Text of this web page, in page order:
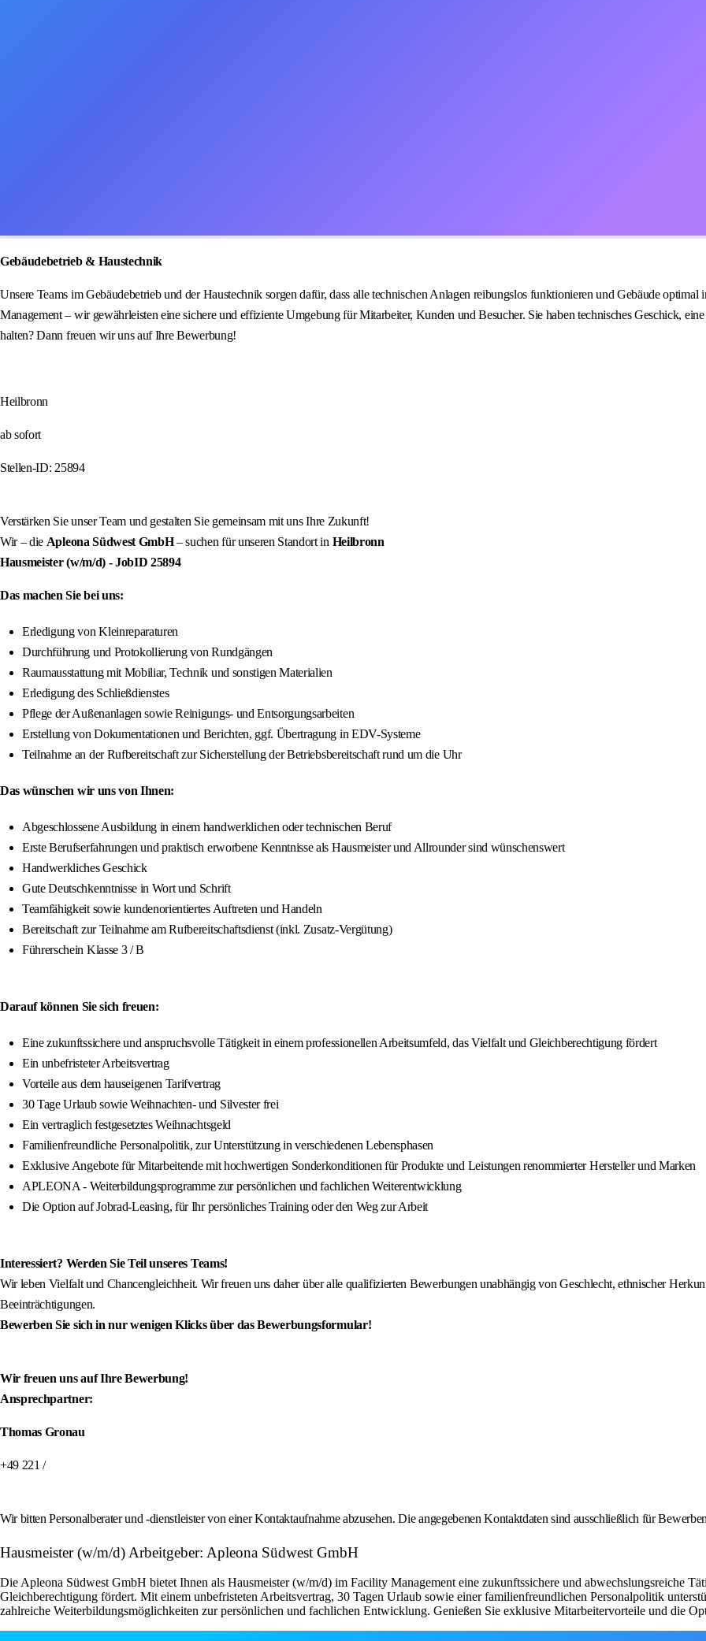
Gebäudebetrieb & Haustechnik
Unsere Teams im Gebäudebetrieb und der Haustechnik sorgen dafür, dass alle technischen Anlagen reibungslos funktionieren und Gebäude
Management – wir gewährleisten eine sichere und effiziente Umgebung für Mitarbeiter, Kunden und Besucher. Sie haben technisches Geschick,
halten? Dann freuen wir uns auf Ihre Bewerbung!
Heilbronn
ab sofort
Stellen-ID: 25894
Verstärken Sie unser Team und gestalten Sie gemeinsam mit uns Ihre Zukunft!
Wir – die Apleona Südwest GmbH– suchen für unseren Standort in Heilbronn
Hausmeister (w/m/d) - JobID25894
Das machen Sie bei uns:
Erledigung von Kleinreparaturen
Durchführung und Protokollierung von Rundgängen
Raumausstattung mit Mobiliar, Technik und sonstigen Materialien
Erledigung des Schließdienstes
Pflege der Außenanlagen sowie Reinigungs- und Entsorgungsarbeiten
Erstellung von Dokumentationen und Berichten, ggf. Übertragung in EDV-Systeme
Teilnahme an der Rufbereitschaft zur Sicherstellung der Betriebsbereitschaft rund um die Uhr
Das wünschen wir uns von Ihnen:
Abgeschlossene Ausbildung in einem handwerklichen oder technischen Beruf
Erste Berufserfahrungen und praktisch erworbene Kenntnisse als Hausmeister und Allrounder sind wünschenswert
Handwerkliches Geschick
Gute Deutschkenntnisse in Wort und Schrift
Teamfähigkeit sowie kundenorientiertes Auftreten und Handeln
Bereitschaft zur Teilnahme am Rufbereitschaftsdienst (inkl. Zusatz-Vergütung)
Führerschein Klasse 3 / B
Darauf können Sie sich freuen:
Eine zukunftssichere und anspruchsvolle Tätigkeit in einem professionellen Arbeitsumfeld, das Vielfalt und Gleichberechtigung fördert
Ein unbefristeter Arbeitsvertrag
Vorteile aus dem hauseigenen Tarifvertrag
30 Tage Urlaub sowie Weihnachten- und Silvester frei
Ein vertraglich festgesetztes Weihnachtsgeld
Familienfreundliche Personalpolitik, zur Unterstützung in verschiedenen Lebensphasen
Exklusive Angebote für Mitarbeitende mit hochwertigen Sonderkonditionen für Produkte und Leistungen renommierter Hersteller und Marken
APLEONA - Weiterbildungsprogramme zur persönlichen und fachlichen Weiterentwicklung
Die Option auf Jobrad-Leasing, für Ihr persönliches Training oder den Weg zur Arbeit
Interessiert? Werden Sie Teil unseres Teams!
Wir leben Vielfalt und Chancengleichheit. Wir freuen uns daher über alle qualifizierten Bewerbungen unabhängig von Geschlecht, ethnischer
Beeinträchtigungen.
Bewerben Sie sich in nur wenigen Klicks über das Bewerbungsformular!
Wir freuen uns auf Ihre Bewerbung!
Ansprechpartner:
Thomas Gronau
+49 221 /
Wir bitten Personalberater und -dienstleister von einer Kontaktaufnahme abzusehen. Die angegebenen Kontaktdaten sind ausschließlich für
Hausmeister (w/m/d) Arbeitgeber: Apleona Südwest GmbH
Die Apleona Südwest GmbH bietet Ihnen als Hausmeister (w/m/d) im Facility Management eine zukunftssichere und abwechslungsreiche
Gleichberechtigung fördert. Mit einem unbefristeten Arbeitsvertrag, 30 Tagen Urlaub sowie einer familienfreundlichen Personalpolitik
zahlreiche Weiterbildungsmöglichkeiten zur persönlichen und fachlichen Entwicklung. Genießen Sie exklusive Mitarbeitervorteile und die